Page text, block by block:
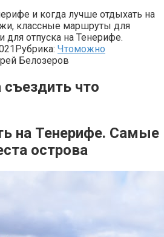
и когда лучше отдыхать на
классные маршруты для
для отпуска на Тенерифе.
Рубрика: Чтоможно
Белозеров
что
на Тенерифе. Самые
острова